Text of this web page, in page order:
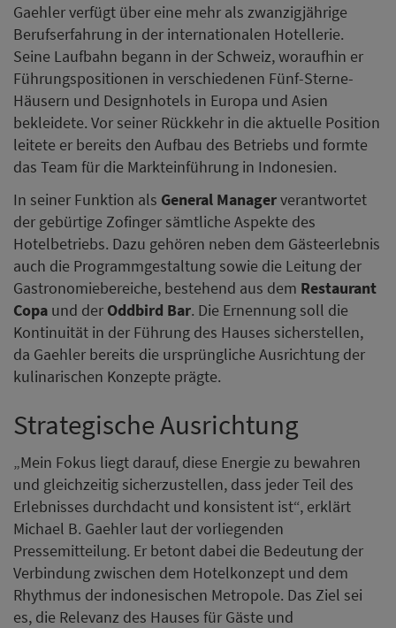
Gaehler verfügt über eine mehr als zwanzigjährige
Berufserfahrung in der internationalen Hotellerie.
Seine Laufbahn begann in der Schweiz, woraufhin er
Führungspositionen in verschiedenen Fünf-Sterne-
Häusern und Designhotels in Europa und Asien
bekleidete. Vor seiner Rückkehr in die aktuelle Position
leitete er bereits den Aufbau des Betriebs und formte
das Team für die Markteinführung in Indonesien.
In seiner Funktion als General Managerverantwortet
der gebürtige Zofinger sämtliche Aspekte des
Hotelbetriebs. Dazu gehören neben dem Gästeerlebnis
auch die Programmgestaltung sowie die Leitung der
Gastronomiebereiche, bestehend aus dem Restaurant
Copa und der Oddbird Bar. Die Ernennung soll die
Kontinuität in der Führung des Hauses sicherstellen,
da Gaehler bereits die ursprüngliche Ausrichtung der
kulinarischen Konzepte prägte.
Strategische Ausrichtung
„Mein Fokus liegt darauf, diese Energie zu bewahren
und gleichzeitig sicherzustellen, dass jeder Teil des
Erlebnisses durchdacht und konsistent ist“, erklärt
Michael B. Gaehler laut der vorliegenden
Pressemitteilung. Er betont dabei die Bedeutung der
Verbindung zwischen dem Hotelkonzept und dem
Rhythmus der indonesischen Metropole. Das Ziel sei
es, die Relevanz des Hauses für Gäste und